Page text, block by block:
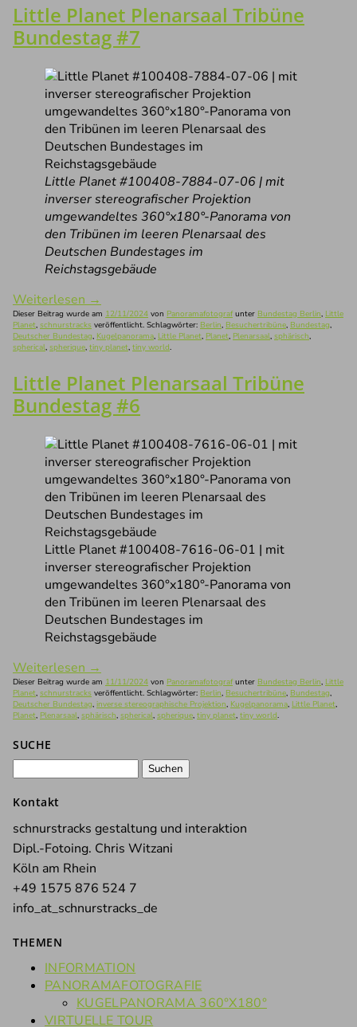
Little Planet Plenarsaal Tribüne
Bundestag #7
Little Planet #100408-7884-07-06 | mit
inverser stereografischer Projektion
umgewandeltes 360°x180°-Panorama von
den Tribünen im leeren Plenarsaal des
Deutschen Bundestages im
Reichstagsgebäude
Weiterlesen →
Dieser Beitrag wurde am 12/11/2024 von Panoramafotografunter Bundestag Berlin, Little
Planet, schnurstracks veröffentlicht. Schlagwörter: Berlin, Besuchertribüne, Bundestag,
Deutscher Bundestag, Kugelpanorama, Little Planet, Planet, Plenarsaal, sphärisch,
spherical, spherique, tiny planet, tiny world.
Little Planet Plenarsaal Tribüne
Bundestag #6
Little Planet #100408-7616-06-01 | mit
inverser stereografischer Projektion
umgewandeltes 360°x180°-Panorama von
den Tribünen im leeren Plenarsaal des
Deutschen Bundestages im
Reichstagsgebäude
Weiterlesen →
Dieser Beitrag wurde am 11/11/2024 von Panoramafotografunter Bundestag Berlin, Little
Planet, schnurstracks veröffentlicht. Schlagwörter: Berlin, Besuchertribüne, Bundestag,
Deutscher Bundestag, inverse stereographische Projektion, Kugelpanorama, Little Planet,
Planet, Plenarsaal, sphärisch, spherical, spherique, tiny planet, tiny world.
SUCHE
Kontakt
schnurstracks gestaltung und interaktion
Dipl.-Fotoing. Chris Witzani
Köln am Rhein
+49 1575 876 524 7
info_at_schnurstracks_de
THEMEN
INFORMATION
PANORAMAFOTOGRAFIE
KUGELPANORAMA 360°X180°
VIRTUELLE TOUR